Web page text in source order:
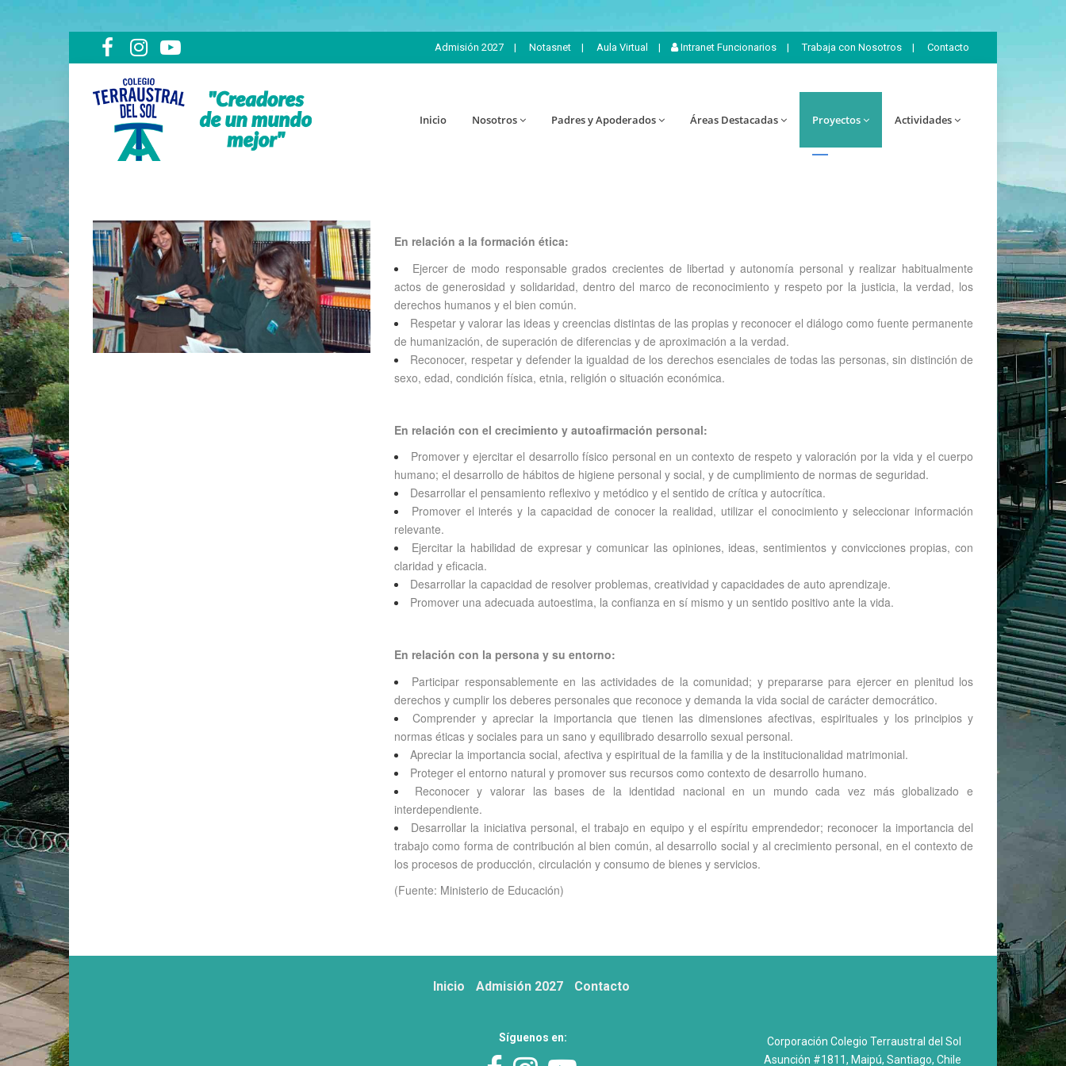
Admisión 2027 | Notasnet | Aula Virtual | Intranet Funcionarios | Trabaja con Nosotros | Contacto
Inicio Nosotros Padres y Apoderados Áreas Destacadas Proyectos Actividades
En relación a la formación ética:
Ejercer de modo responsable grados crecientes de libertad y autonomía personal y realizar habitualmente
actos de generosidad y solidaridad, dentro del marco de reconocimiento y respeto por la justicia, la verdad, los
derechos humanos y el bien común.
Respetar y valorar las ideas y creencias distintas de las propias y reconocer el diálogo como fuente permanente
de humanización, de superación de diferencias y de aproximación a la verdad.
Reconocer, respetar y defender la igualdad de los derechos esenciales de todas las personas, sin distinción de
sexo, edad, condición física, etnia, religión o situación económica.
En relación con el crecimiento y autoafirmación personal:
Promover y ejercitar el desarrollo físico personal en un contexto de respeto y valoración por la vida y el cuerpo
humano; el desarrollo de hábitos de higiene personal y social, y de cumplimiento de normas de seguridad.
Desarrollar el pensamiento reflexivo y metódico y el sentido de crítica y autocrítica.
Promover el interés y la capacidad de conocer la realidad, utilizar el conocimiento y seleccionar información
relevante.
Ejercitar la habilidad de expresar y comunicar las opiniones, ideas, sentimientos y convicciones propias, con
claridad y eficacia.
Desarrollar la capacidad de resolver problemas, creatividad y capacidades de auto aprendizaje.
Promover una adecuada autoestima, la confianza en sí mismo y un sentido positivo ante la vida.
En relación con la persona y su entorno:
Participar responsablemente en las actividades de la comunidad; y prepararse para ejercer en plenitud los
derechos y cumplir los deberes personales que reconoce y demanda la vida social de carácter democrático.
Comprender y apreciar la importancia que tienen las dimensiones afectivas, espirituales y los principios y
normas éticas y sociales para un sano y equilibrado desarrollo sexual personal.
Apreciar la importancia social, afectiva y espiritual de la familia y de la institucionalidad matrimonial.
Proteger el entorno natural y promover sus recursos como contexto de desarrollo humano.
Reconocer y valorar las bases de la identidad nacional en un mundo cada vez más globalizado e
interdependiente.
Desarrollar la iniciativa personal, el trabajo en equipo y el espíritu emprendedor; reconocer la importancia del
trabajo como forma de contribución al bien común, al desarrollo social y al crecimiento personal, en el contexto de
los procesos de producción, circulación y consumo de bienes y servicios.
(Fuente: Ministerio de Educación)
Inicio Admisión 2027 Contacto
Síguenos en:
Corporación Colegio Terraustral del Sol
Asunción #1811, Maipú, Santiago, Chile